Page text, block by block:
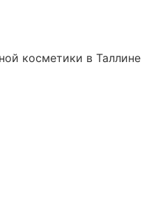
косметики в Таллине